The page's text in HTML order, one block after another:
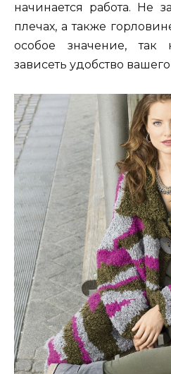
начинается работа. Не
плечах, а также
особое значение, так
зависеть удобство